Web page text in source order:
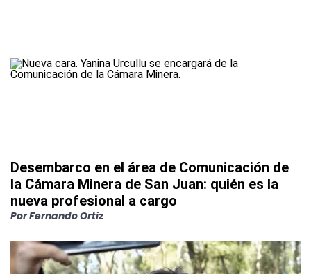
Desembarco en el área de Comunicación de
la Cámara Minera de San Juan: quién es la
nueva profesional a cargo
PorFernando Ortiz